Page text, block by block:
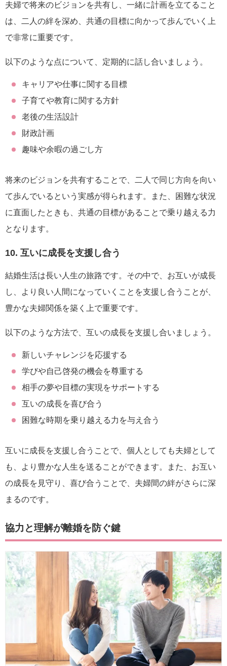
夫婦で将来のビジョンを共有し、一緒に計画を立てること
は、二人の絆を深め、共通の目標に向かって歩んでいく上
で非常に重要です。
以下のような点について、定期的に話し合いましょう。
キャリアや仕事に関する目標
子育てや教育に関する方針
老後の生活設計
財政計画
趣味や余暇の過ごし方
将来のビジョンを共有することで、二人で同じ方向を向い
て歩んでいるという実感が得られます。また、困難な状況
に直面したときも、共通の目標があることで乗り越える力
となります。
10. 互いに成長を支援し合う
結婚生活は長い人生の旅路です。その中で、お互いが成長
し、より良い人間になっていくことを支援し合うことが、
豊かな夫婦関係を築く上で重要です。
以下のような方法で、互いの成長を支援し合いましょう。
新しいチャレンジを応援する
学びや自己啓発の機会を尊重する
相手の夢や目標の実現をサポートする
互いの成長を喜び合う
困難な時期を乗り越える力を与え合う
互いに成長を支援し合うことで、個人としても夫婦として
も、より豊かな人生を送ることができます。また、お互い
の成長を見守り、喜び合うことで、夫婦間の絆がさらに深
まるのです。
協力と理解が離婚を防ぐ鍵